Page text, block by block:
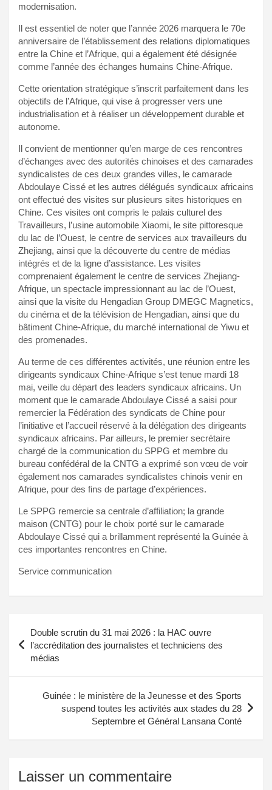
modernisation.
Il est essentiel de noter que l’année 2026 marquera le 70e
anniversaire de l’établissement des relations diplomatiques
entre la Chine et l’Afrique, qui a également été désignée
comme l’année des échanges humains Chine-Afrique.
Cette orientation stratégique s’inscrit parfaitement dans les
objectifs de l’Afrique, qui vise à progresser vers une
industrialisation et à réaliser un développement durable et
autonome.
Il convient de mentionner qu’en marge de ces rencontres
d’échanges avec des autorités chinoises et des camarades
syndicalistes de ces deux grandes villes, le camarade
Abdoulaye Cissé et les autres délégués syndicaux africains
ont effectué des visites sur plusieurs sites historiques en
Chine. Ces visites ont compris le palais culturel des
Travailleurs, l’usine automobile Xiaomi, le site pittoresque
du lac de l’Ouest, le centre de services aux travailleurs du
Zhejiang, ainsi que la découverte du centre de médias
intégrés et de la ligne d’assistance. Les visites
comprenaient également le centre de services Zhejiang-
Afrique, un spectacle impressionnant au lac de l’Ouest,
ainsi que la visite du Hengadian Group DMEGC Magnetics,
du cinéma et de la télévision de Hengadian, ainsi que du
bâtiment Chine-Afrique, du marché international de Yiwu et
des promenades.
Au terme de ces différentes activités, une réunion entre les
dirigeants syndicaux Chine-Afrique s’est tenue mardi 18
mai, veille du départ des leaders syndicaux africains. Un
moment que le camarade Abdoulaye Cissé a saisi pour
remercier la Fédération des syndicats de Chine pour
l’initiative et l’accueil réservé à la délégation des dirigeants
syndicaux africains. Par ailleurs, le premier secrétaire
chargé de la communication du SPPG et membre du
bureau confédéral de la CNTG a exprimé son vœu de voir
également nos camarades syndicalistes chinois venir en
Afrique, pour des fins de partage d’expériences.
Le SPPG remercie sa centrale d’affiliation; la grande
maison (CNTG) pour le choix porté sur le camarade
Abdoulaye Cissé qui a brillamment représenté la Guinée à
ces importantes rencontres en Chine.
Service communication
de
l’article
Double scrutin du 31 mai 2026 : la HAC ouvre
l’accréditation des journalistes et techniciens des
médias
Guinée : le ministère de la Jeunesse et des Sports
suspend toutes les activités aux stades du 28
Septembre et Général Lansana Conté
Laisser un commentaire